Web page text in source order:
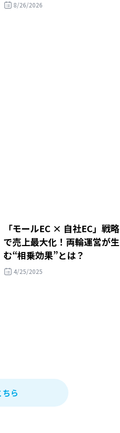
8/26/2026
「モールEC × 自社EC」戦略
で売上最大化！両輪運営が生
む“相乗効果”とは？
4/25/2025
ら